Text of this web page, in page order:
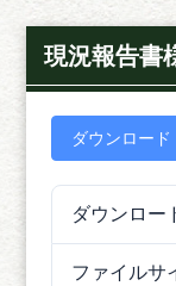
現況報告書
ダウンロード
ダウンロー
ファイルサ